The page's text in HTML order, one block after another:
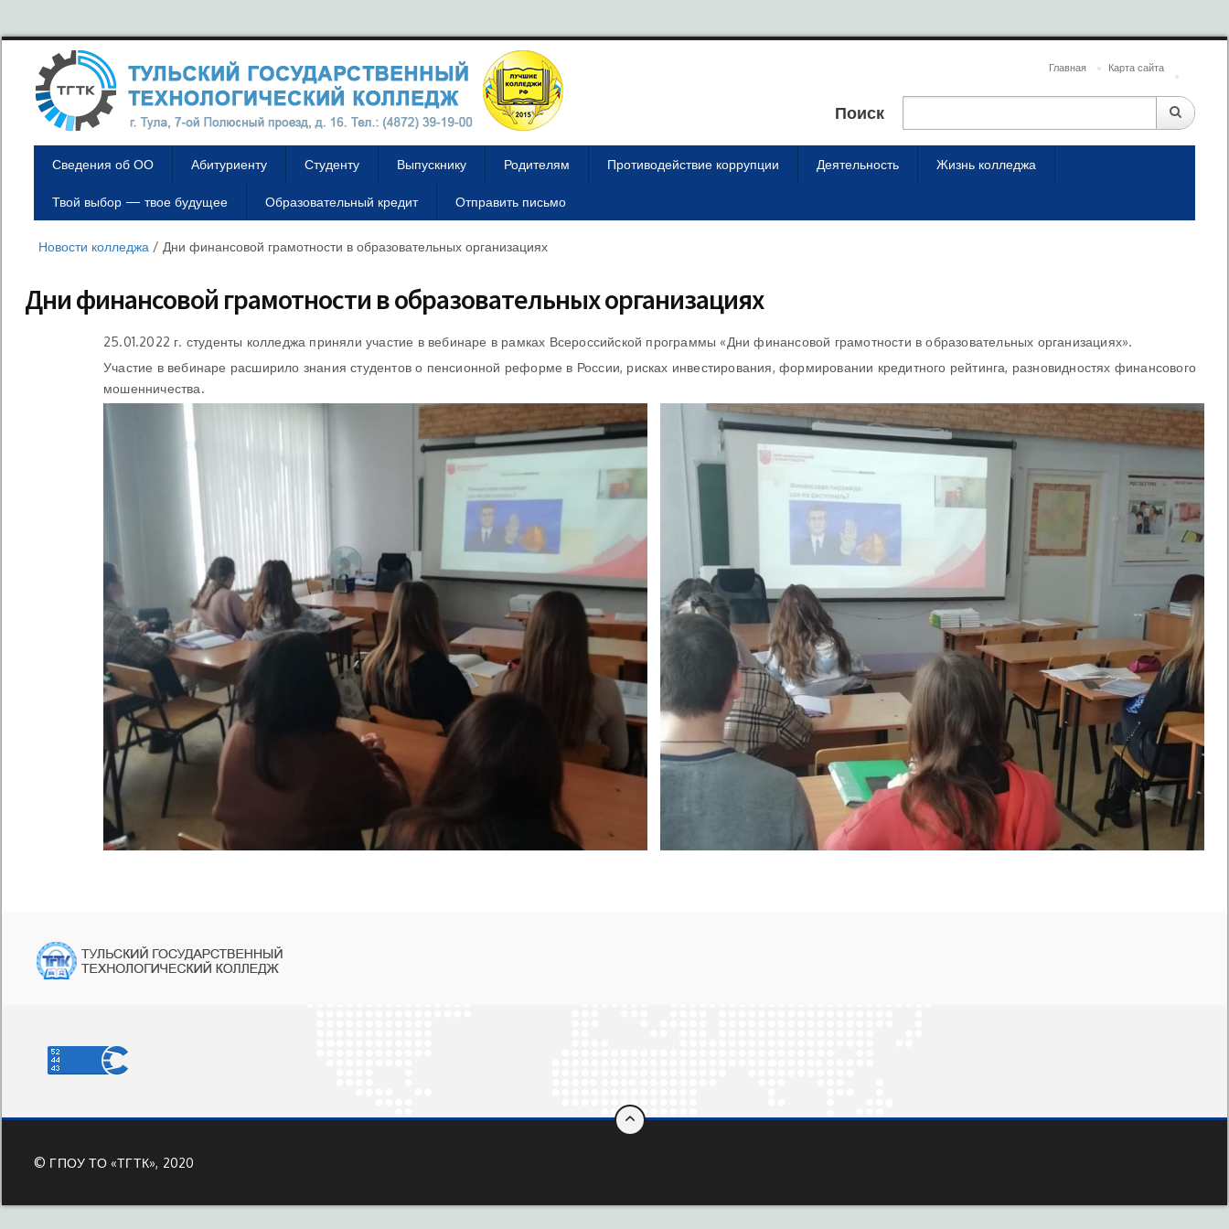
Главная Карта сайта
Поиск
Сведения об ОО Абитуриенту Студенту Выпускнику Родителям Противодействие коррупции Деятельность Жизнь колледжа
Твой выбор — твое будущее Образовательный кредит Отправить письмо
Новости колледжа / Дни финансовой грамотности в образовательных организациях
Дни финансовой грамотности в образовательных организациях
25.01.2022 г. студенты колледжа приняли участие в вебинаре в рамках Всероссийской программы «Дни финансовой грамотности в образовательных организациях».
Участие в вебинаре расширило знания студентов о пенсионной реформе в России, рисках инвестирования, формировании кредитного рейтинга, разновидностях финансового
мошенничества.
© ГПОУ ТО «ТГТК», 2020